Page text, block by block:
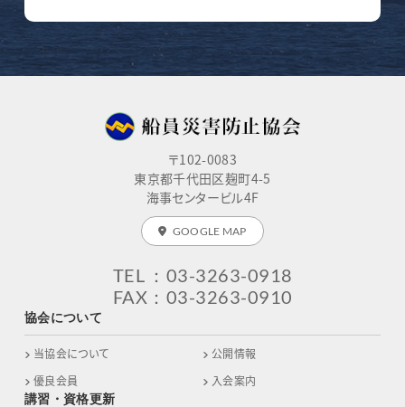
〒102-0083
東京都千代田区麹町4-5
海事センタービル4F
GOOGLE MAP
TEL ：03-3263-0918
FAX ：03-3263-0910
協会について
当協会について
公開情報
優良会員
入会案内
講習・資格更新